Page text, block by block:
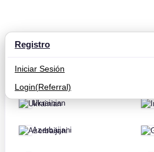
Russian
Ukrainian
Azerbaijani
Registro
Iniciar Sesión
Login(Referral)